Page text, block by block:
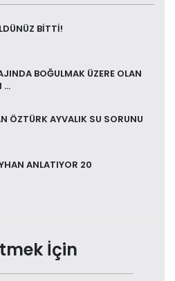
BİTTİ!
BOĞULMAK ÜZERE OLAN
...
ÖZTÜRK AYVALIK SU SORUNU
ANLATIYOR 20
İçin